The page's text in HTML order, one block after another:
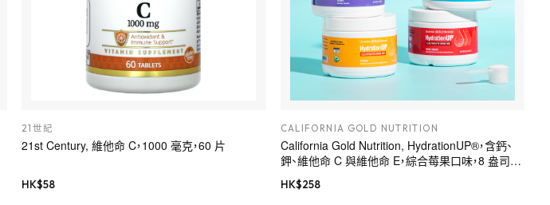
21世紀
21st Century, 維他命 C，1000 毫克，60 片
HK$58
CALIFORNIA GOLD NUTRITION
California Gold Nutrition, HydrationUP®，含鈣、
鉀、維他命 C 與維他命 E，綜合莓果口味，8 盎司
（227 克）
HK$258